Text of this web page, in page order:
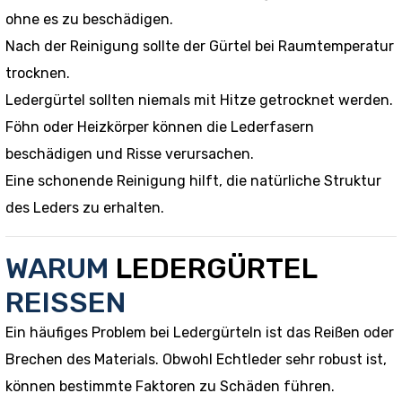
ohne es zu beschädigen.
Nach der Reinigung sollte der Gürtel bei Raumtemperatur
trocknen.
Ledergürtel sollten niemals mit Hitze getrocknet werden.
Föhn oder Heizkörper können die Lederfasern
beschädigen und Risse verursachen.
Eine schonende Reinigung hilft, die natürliche Struktur
des Leders zu erhalten.
WARUM LEDERGÜRTEL
REISSEN
Ein häufiges Problem bei Ledergürteln ist das Reißen oder
Brechen des Materials. Obwohl Echtleder sehr robust ist,
können bestimmte Faktoren zu Schäden führen.